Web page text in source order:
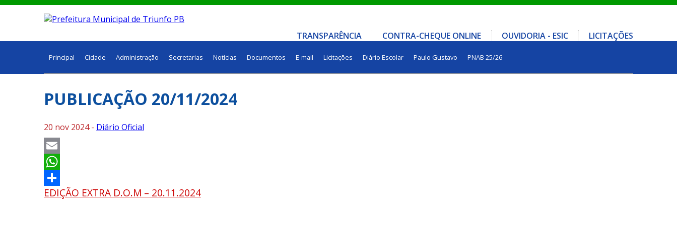
TRANSPARÊNCIA CONTRA-CHEQUE ONLINE OUVIDORIA - ESIC LICITAÇÕES
Principal Cidade Administração Secretarias Notícias Documentos E-mail Licitações Diário Escolar Paulo Gustavo PNAB 25/26
PUBLICAÇÃO 20/11/2024
20 nov 2024 - Diário Oficial
Email
WhatsApp
Share
EDIÇÃO EXTRA D.O.M – 20.11.2024